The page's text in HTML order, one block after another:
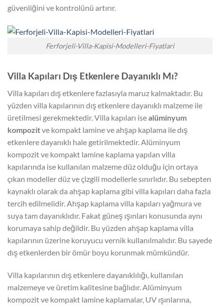
güvenliğini ve kontrolünü artırır.
Ferforjeli-Villa-Kapisi-Modelleri-Fiyatlari
Villa Kapıları Dış Etkenlere Dayanıklı Mı?
Villa kapıları dış etkenlere fazlasıyla maruz kalmaktadır. Bu
yüzden villa kapılarının dış etkenlere dayanıklı malzeme ile
üretilmesi gerekmektedir. Villa kapıları isealüminyum
kompozitve kompakt lamine ve ahşap kaplama ile dış
etkenlere dayanıklı hale getirilmektedir. Alüminyum
kompozit ve kompakt lamine kaplama yapılan villa
kapılarında ise kullanılan malzeme düz olduğu için ortaya
çıkan modeller düz ve çizgili modellerle sınırlıdır. Bu sebepten
kaynaklı olarak da ahşap kaplama gibi villa kapıları daha fazla
tercih edilmelidir. Ahşap kaplama villa kapıları yağmura ve
suya tam dayanıklıdır. Fakat güneş ışınları konusunda aynı
korumaya sahip değildir. Bu yüzden ahşap kaplama villa
kapılarının üzerine koruyucu vernik kullanılmalıdır. Bu sayede
dış etkenlerden bir ömür boyu korunmak mümkündür.
Villa kapılarının dış etkenlere dayanıklılığı, kullanılan
malzemeye ve üretim kalitesine bağlıdır. Alüminyum
kompozit ve kompakt lamine kaplamalar, UV ışınlarına,